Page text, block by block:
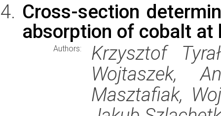
Cross-section
absorption of cobalt at
Authors:
Krzysztof
Wojtaszek,
Masztafiak,